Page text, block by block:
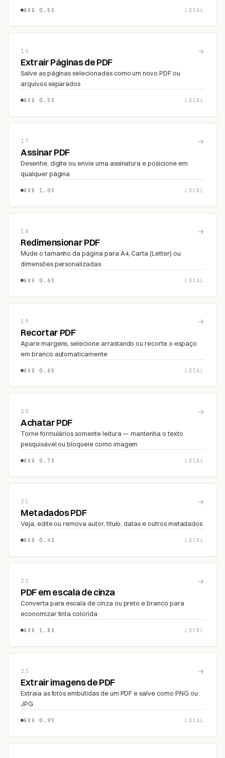
AVG 0.5S LOCAL
16 →
Extrair Páginas de PDF
Salve as páginas selecionadas como um novo PDF ou
arquivos separados
AVG 0.5S LOCAL
17 →
Assinar PDF
Desenhe, digite ou envie uma assinatura e posicione em
qualquer página
AVG 1.0S LOCAL
18 →
Redimensionar PDF
Mude o tamanho da página para A4, Carta (Letter) ou
dimensões personalizadas
AVG 0.6S LOCAL
19 →
Recortar PDF
Apare margens, selecione arrastando ou recorte o espaço
em branco automaticamente
AVG 0.6S LOCAL
20 →
Achatar PDF
Torne formulários somente leitura — mantenha o texto
pesquisável ou bloqueie como imagem
AVG 0.7S LOCAL
21 →
Metadados PDF
Veja, edite ou remova autor, título, datas e outros metadados
AVG 0.4S LOCAL
22 →
PDF em escala de cinza
Converta para escala de cinza ou preto e branco para
economizar tinta colorida
AVG 1.8S LOCAL
23 →
Extrair imagens de PDF
Extraia as fotos embutidas de um PDF e salve como PNG ou
JPG
AVG 0.9S LOCAL